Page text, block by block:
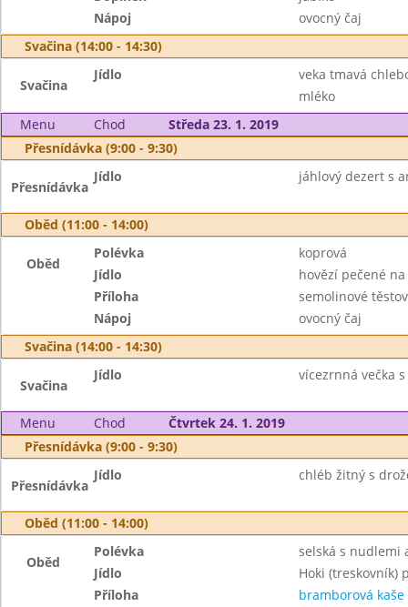
Nápoj
ovocný čaj
Svačina (14:00 - 14:30)
Svačina
Jídlo
veka tmavá
mléko
Menu
Chod
Středa 23. 1. 2019
Přesnídávka (9:00 - 9:30)
Přesnídávka
Jídlo jáhlový dezert s
Oběd (11:00 - 14:00)
Oběd
Polévka
koprová
Jídlo
hovězí pečené
Příloha
semolinové
Nápoj
ovocný čaj
Svačina (14:00 - 14:30)
Svačina
Jídlo vícezrnná večka
Menu Chod
Čtvrtek 24. 1. 2019
Přesnídávka (9:00 - 9:30)
Přesnídávka
Jídlo chléb žitný s
Oběd (11:00 - 14:00)
Oběd
Polévka
selská s nudlemi
Jídlo
Hoki (treskovník)
Příloha
bramborová kaše